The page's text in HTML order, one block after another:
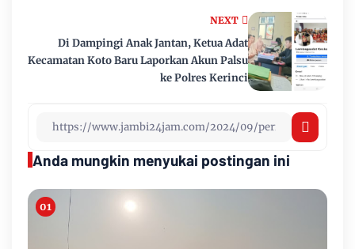
NEXT
Di Dampingi Anak Jantan, Ketua Adat
Kecamatan Koto Baru Laporkan Akun Palsu
ke Polres Kerinci
Anda mungkin menyukai postingan ini